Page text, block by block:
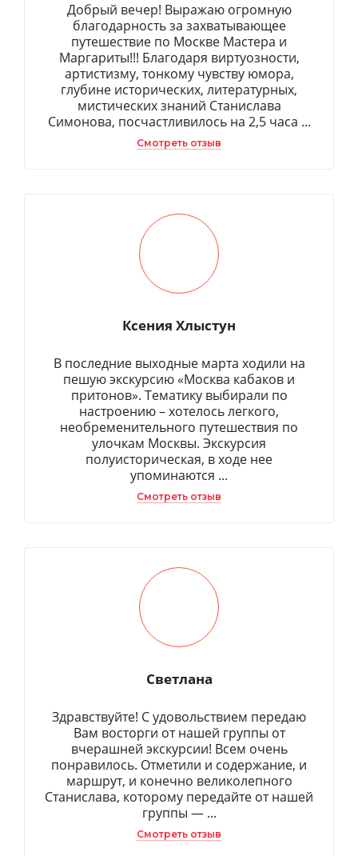
Добрый вечер! Выражаю огромную
благодарность за захватывающее
путешествие по Москве Мастера и
Маргариты!!! Благодаря виртуозности,
артистизму, тонкому чувству юмора,
глубине исторических, литературных,
мистических знаний Станислава
Симонова, посчастливилось на 2,5 часа ...
Смотреть отзыв
Ксения Хлыстун
В последние выходные марта ходили на
пешую экскурсию «Москва кабаков и
притонов». Тематику выбирали по
настроению – хотелось легкого,
необременительного путешествия по
улочкам Москвы. Экскурсия
полуисторическая, в ходе нее
упоминаются ...
Смотреть отзыв
Светлана
Здравствуйте! С удовольствием передаю
Вам восторги от нашей группы от
вчерашней экскурсии! Всем очень
понравилось. Отметили и содержание, и
маршрут, и конечно великолепного
Станислава, которому передайте от нашей
группы — ...
Смотреть отзыв